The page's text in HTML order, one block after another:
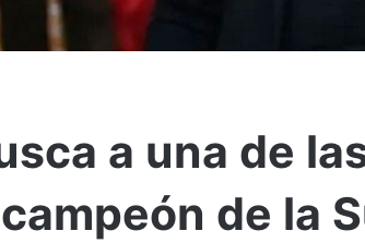
a una de
de la